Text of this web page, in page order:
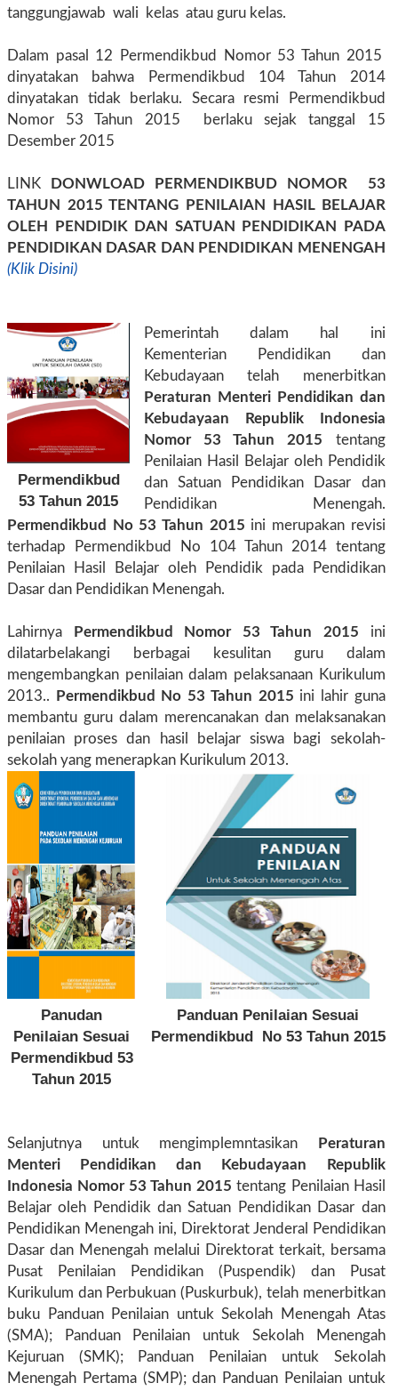
tanggungjawab wali kelas atau guru kelas.
Dalam pasal 12 Permendikbud Nomor 53 Tahun 2015
dinyatakan bahwa Permendikbud 104 Tahun 2014
dinyatakan tidak berlaku. Secara resmi Permendikbud
Nomor 53 Tahun 2015 berlaku sejak tanggal 15
Desember 2015
LINK
DONWLOAD PERMENDIKBUD NOMOR 53
TAHUN 2015 TENTANG PENILAIAN HASIL BELAJAR
OLEH PENDIDIK DAN SATUAN PENDIDIKAN PADA
PENDIDIKAN DASAR DAN PENDIDIKAN MENENGAH
(Klik Disini)
Permendikbud
53 Tahun 2015
Pemerintah dalam hal ini
Kementerian Pendidikan dan
Kebudayaan telah menerbitkan
Peraturan Menteri Pendidikan dan
Kebudayaan Republik Indonesia
Nomor 53 Tahun 2015 tentang
Penilaian Hasil Belajar oleh Pendidik
dan Satuan Pendidikan Dasar dan
Pendidikan Menengah.
Permendikbud No 53 Tahun 2015 ini merupakan revisi
terhadap Permendikbud No 104 Tahun 2014 tentang
Penilaian Hasil Belajar oleh Pendidik pada Pendidikan
Dasar dan Pendidikan Menengah.
Lahirnya Permendikbud Nomor 53 Tahun 2015 ini
dilatarbelakangi berbagai kesulitan guru dalam
mengembangkan penilaian dalam pelaksanaan Kurikulum
2013..
Permendikbud No 53 Tahun 2015 ini lahir guna
membantu guru dalam merencanakan dan melaksanakan
penilaian proses dan hasil belajar siswa bagi sekolah-
sekolah yang menerapkan Kurikulum 2013.
Panduan Penilaian Sesuai
Permendikbud No 53 Tahun 2015
Panudan
Penilaian Sesuai
Permendikbud 53
Tahun 2015
Selanjutnya untuk mengimplemntasikan
Peraturan
Menteri Pendidikan dan Kebudayaan Republik
Indonesia Nomor 53 Tahun 2015 tentang Penilaian Hasil
Belajar oleh Pendidik dan Satuan Pendidikan Dasar dan
Pendidikan Menengah ini, Direktorat Jenderal Pendidikan
Dasar dan Menengah melalui Direktorat terkait, bersama
Pusat Penilaian Pendidikan (Puspendik) dan Pusat
Kurikulum dan Perbukuan (Puskurbuk), telah menerbitkan
buku Panduan Penilaian untuk Sekolah Menengah Atas
(SMA); Panduan Penilaian untuk Sekolah Menengah
Kejuruan (SMK); Panduan Penilaian untuk Sekolah
Menengah Pertama (SMP); dan Panduan Penilaian untuk